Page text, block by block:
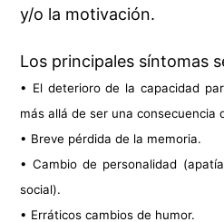
y/o la motivación.
Los principales síntomas
• El deterioro de la capacidad
más allá de ser una consecuencia
• Breve pérdida de la memoria.
• Cambio de personalidad
social).
• Erráticos cambios de humor.